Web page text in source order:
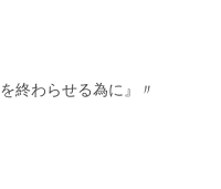
終わらせる為に』〃